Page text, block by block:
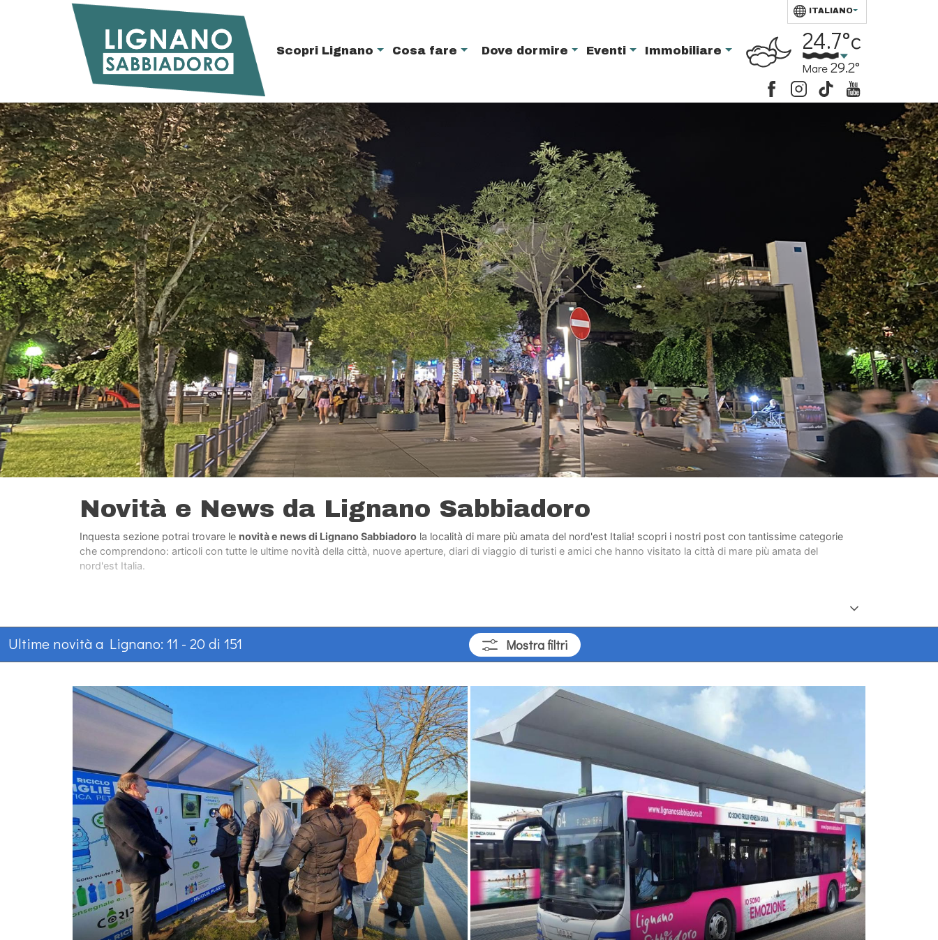
Scopri Lignano Cosa fare Dove dormire Eventi Immobiliare
ITALIANO
24.7°c
Mare29.2°
Novità e News da Lignano Sabbiadoro
Inquesta sezione potrai trovare le novità e news di Lignano Sabbiadoro la località di mare più amata del nord'est Italia! scopri i nostri post con tantissime categorie
che comprendono: articoli con tutte le ultime novità della città, nuove aperture, diari di viaggio di turisti e amici che hanno visitato la città di mare più amata del
nord'est Italia.
Ultime novità a Lignano: 11 - 20 di 151 Mostrafiltri